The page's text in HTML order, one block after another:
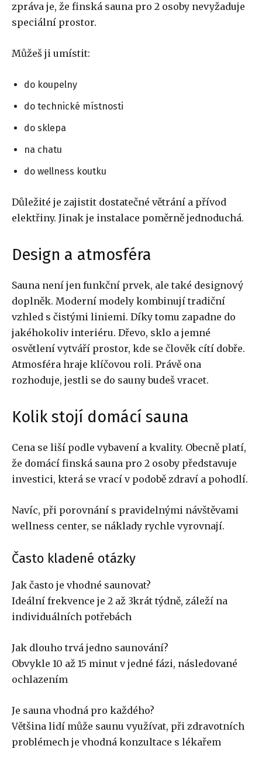
zpráva je, že finská sauna pro 2 osoby nevyžaduje
speciální prostor.
Můžeš ji umístit:
do koupelny
do technické místnosti
do sklepa
na chatu
do wellness koutku
Důležité je zajistit dostatečné větrání a přívod
elektřiny. Jinak je instalace poměrně jednoduchá.
Design a atmosféra
Sauna není jen funkční prvek, ale také designový
doplněk. Moderní modely kombinují tradiční
vzhled s čistými liniemi. Díky tomu zapadne do
jakéhokoliv interiéru. Dřevo, sklo a jemné
osvětlení vytváří prostor, kde se člověk cítí dobře.
Atmosféra hraje klíčovou roli. Právě ona
rozhoduje, jestli se do sauny budeš vracet.
Kolik stojí domácí sauna
Cena se liší podle vybavení a kvality. Obecně platí,
že domácí finská sauna pro 2 osoby představuje
investici, která se vrací v podobě zdraví a pohodlí.
Navíc, při porovnání s pravidelnými návštěvami
wellness center, se náklady rychle vyrovnají.
Často kladené otázky
Jak často je vhodné saunovat?
Ideální frekvence je 2 až 3krát týdně, záleží na
individuálních potřebách
Jak dlouho trvá jedno saunování?
Obvykle 10 až 15 minut v jedné fázi, následované
ochlazením
Je sauna vhodná pro každého?
Většina lidí může saunu využívat, při zdravotních
problémech je vhodná konzultace s lékařem